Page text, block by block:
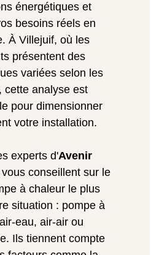
énergétiques et
besoins réels en
À Villejuif, où les
présentent des
variées selon les
cette analyse est
pour dimensionner
votre installation.
experts d'Avenir
vous conseillent sur le
à chaleur le plus
situation : pompe à
eau, air-air ou
Ils tiennent compte